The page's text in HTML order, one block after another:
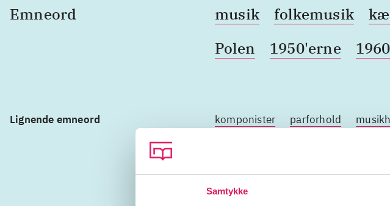
Samtykke
Emneord musik folkemusik
Polen
1950'erne
Lignende emneord komponister parforhold